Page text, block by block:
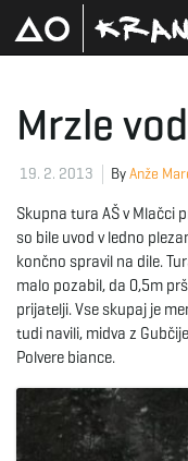
Mrzle
19. 2. 2013 ByAnže
Skupna tura AŠ v Mlačci
so bile uvod v ledno
končno spravil na dile.
malo pozabil, da 0,5m
prijatelji. Vse skupaj je
tudi navili, midva z
Polvere biance.